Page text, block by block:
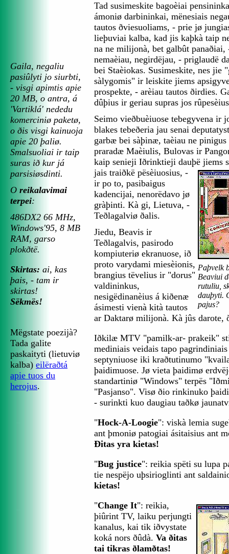
Gaila, negaliu
pasiûlyti jo siurbti,
- visgi apimtis apie
20 MB, o antra, á
'Vartiklá' nededu
komerciniø paketø,
o ðis visgi kainuoja
apie 20 þaliø.
Smalsuoliai ir taip
suras ið kur já
parsisiøsdinti.
O reikalavimai
terpei:
486DX2 66 MHz,
Windows'95, 8 MB
RAM, garso
plokðtë.
Skirtas: ai, kas
þais, - tam ir
skirtas!
Sëkmës!
Mëgstate poezijà?
Tada galite
paskaityti (lietuviø
kalba) eilëraðtá
apie tuos du
herojus.
Tad susimeskite bagoèiai
ámoniø darbininkai, mënesiais
tautos ðviesuoliams, - prie jø
lieþuviai kalba, kad jis kaþkà taip
na ne milijonà, bet galbût panaðiai,
nemaèiau, negirdëjau, - priglaudë
bei Staèiokas. Susimeskite, nes jie
sàlygomis" ir leiskite jiems
prospekte, - arèiau tautos ðirdies.
dûþius ir geriau supras jos
Seimo vieðbuèiuose tebegyvena ir
blakes tebeðeria jau senai
garbæ bei sàþinæ, taèiau ne
praradæ Maèiulis, Bulovas ir
kaip senieji Iðrinktieji dauþë jiems
Paþvelk
Beaviui
rutuliu,
dauþyti.
pajus?
jais traiðkë pësèiuosius, -
ir po to, pasibaigus
kadencijai, nenorëdavo jø
gràþinti. Kà gi, Lietuva, -
Teðlagalviø ðalis.
Jiedu, Beavis ir
Teðlagalvis, pasirodo
kompiuteriø ekranuose, ið
proto varydami miesèionis,
brangius tëvelius ir "dorus"
valdininkus,
nesigëdinanèius á kiðenæ
ásimesti vienà kità tautos
ar Daktarø milijonà. Kà jûs darote,
Iðkilæ MTV "pamilk-ar- prakeik"
mediniais veidais tapo
septyniuose iki kraðtutinumo
þaidimuose. Jø vieta þaidimø
standartiniø "Windows" terpës
"Pasjanso". Visø ðio rinkinuko
- surinkti kuo daugiau taðkø
"Hock-A-Loogie": viskà lemia
ant þmoniø patogiai ásitaisius ant
Ðitas yra kietas!
"Bug justice": reikia spëti su lupa
tie nespëjo uþsirioglinti ant
kietas!
"Change It": reikia,
þiûrint TV, laiku perjungti
kanalus, kai tik iðvystate
koká nors ðûdà. Va ðitas
tai tikras ðlamðtas!